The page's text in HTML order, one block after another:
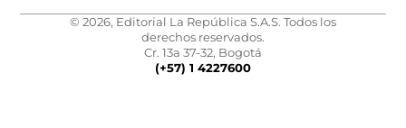
© 2026, Editorial La República S.A.S. Todos los
derechos reservados.
Cr. 13a 37-32, Bogotá
(+57) 1 4227600